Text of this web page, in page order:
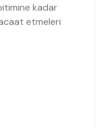
kadar
etmeleri